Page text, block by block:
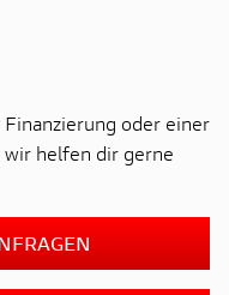
oder einer
helfen dir gerne